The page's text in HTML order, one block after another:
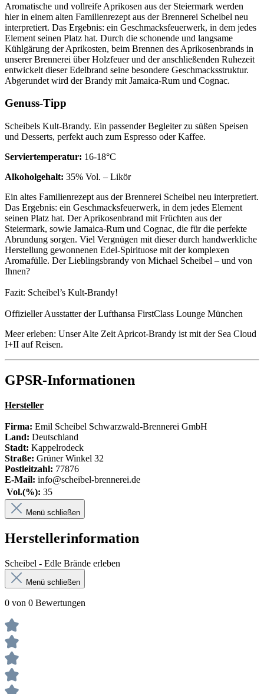
Aromatische und vollreife Aprikosen aus der Steiermark werden
hier in einem alten Familienrezept aus der Brennerei Scheibel neu
interpretiert. Das Ergebnis: ein Geschmacksfeuerwerk, in dem jedes
Element seinen Platz hat. Durch die schonende und langsame
Kühlgärung der Aprikosten, beim Brennen des Aprikosenbrands in
unserer Brennerei über Holzfeuer und der anschließenden Ruhezeit
entwickelt dieser Edelbrand seine besondere Geschmacksstruktur.
Abgerundet wird der Brandy mit Jamaica-Rum und Cognac.
Genuss-Tipp
Scheibels Kult-Brandy. Ein passender Begleiter zu süßen Speisen
und Desserts, perfekt auch zum Espresso oder Kaffee.
Serviertemperatur: 16-18°C
Alkoholgehalt: 35% Vol. – Likör
Ein altes Familienrezept aus der Brennerei Scheibel neu interpretiert.
Das Ergebnis: ein Geschmacksfeuerwerk, in dem jedes Element
seinen Platz hat. Der Aprikosenbrand mit Früchten aus der
Steiermark, sowie Jamaica-Rum und Cognac, die für die perfekte
Abrundung sorgen. Viel Vergnügen mit dieser durch handwerkliche
Herstellung gewonnenen Edel-Spirituose mit der komplexen
Aromafülle. Der Lieblingsbrandy von Michael Scheibel – und von
Ihnen?
Fazit: Scheibel’s Kult-Brandy!
Offizieller Ausstatter der Lufthansa FirstClass Lounge München
Meer erleben: Unser Alte Zeit Apricot-Brandy ist mit der Sea Cloud
I+II auf Reisen.
GPSR-Informationen
Hersteller
Firma: Emil Scheibel Schwarzwald-Brennerei GmbH
Land: Deutschland
Stadt: Kappelrodeck
Straße: Grüner Winkel 32
Postleitzahl: 77876
E-Mail: info@scheibel-brennerei.de
Vol.(%): 35
Menü schließen
Herstellerinformation
Scheibel - Edle Brände erleben
Menü schließen
0 von 0 Bewertungen